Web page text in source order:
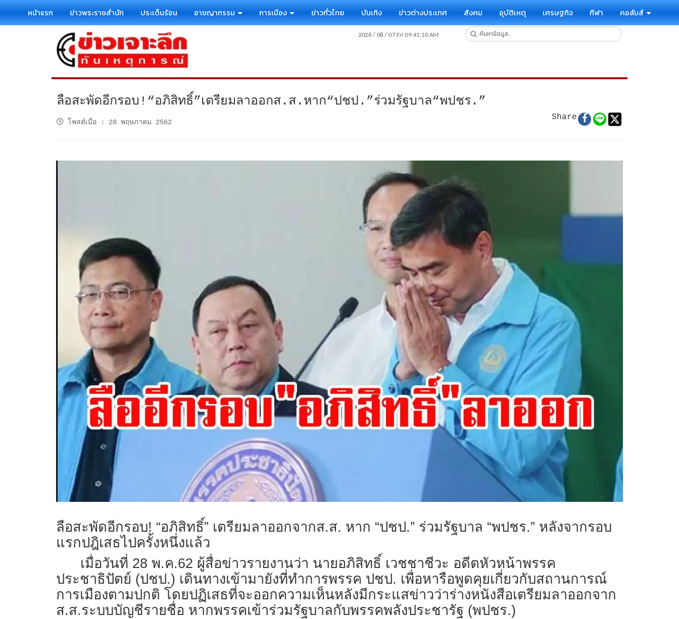
หน้าแรก ข่าวพระราชสำนัก ประเด็นร้อน อาชญากรรม การเมือง ข่าวทั่วไทย บันเทิง ข่าวต่างประเทศ สังคม อุบัติเหตุ เศรษฐกิจ กีฬา คอลัมส์
ลือสะพัดอีกรอบ!“อภิสิทธิ์”เตรียมลาออกส.ส.หาก“ปชป.”ร่วมรัฐบาล“พปชร.”
โพสต์เมื่อ : 28 พฤษภาคม 2562
Share
ลือสะพัดอีกรอบ! “อภิสิทธิ์” เตรียมลาออกจากส.ส. หาก “ปชป.” ร่วมรัฐบาล “พปชร.” หลังจากรอบ
แรกปฎิเสธไปครั้งหนึ่งแล้ว
เมื่อวันที่ 28 พ.ค.62 ผู้สื่อข่าวรายงานว่า นายอภิสิทธิ์ เวชชาชีวะ อดีตหัวหน้าพรรค
ประชาธิปัตย์ (ปชป.) เดินทางเข้ามายังที่ทำการพรรค ปชป. เพื่อหารือพูดคุยเกี่ยวกับสถานการณ์
การเมืองตามปกติ โดยปฏิเสธที่จะออกความเห็นหลังมีกระแสข่าวว่าร่างหนังสือเตรียมลาออกจาก
ส.ส.ระบบบัญชีรายชื่อ หากพรรคเข้าร่วมรัฐบาลกับพรรคพลังประชารัฐ (พปชร.)